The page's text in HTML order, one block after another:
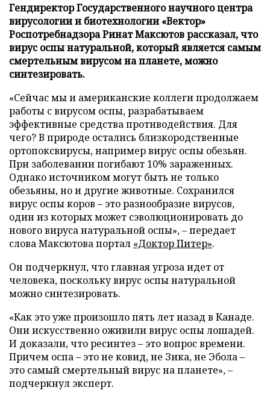
Гендиректор Государственного научного центра
вирусологии и биотехнологии «Вектор»
Роспотребнадзора Ринат Максютов рассказал, что
вирус оспы натуральной, который является самым
смертельным вирусом на планете, можно
синтезировать.
«Сейчас мы и американские коллеги продолжаем
работы с вирусом оспы, разрабатываем
эффективные средства противодействия. Для
чего? В природе остались близкородственные
ортопоксвирусы, например вирус оспы обезьян.
При заболевании погибают 10% зараженных.
Однако источником могут быть не только
обезьяны, но и другие животные. Сохранился
вирус оспы коров – это разнообразие вирусов,
один из которых может сэволюционировать до
нового вируса натуральной оспы», – передает
слова Максютова портал «Доктор Питер».
Он подчеркнул, что главная угроза идет от
человека, поскольку вирус оспы натуральной
можно синтезировать.
«Как это уже произошло пять лет назад в Канаде.
Они искусственно оживили вирус оспы лошадей.
И доказали, что ресинтез – это вопрос времени.
Причем оспа – это не ковид, не Зика, не Эбола –
это самый смертельный вирус на планете», –
подчеркнул эксперт.